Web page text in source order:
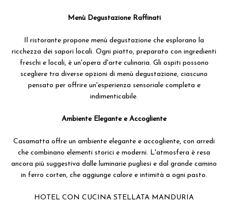
Menù Degustazione Raffinati
Il ristorante propone menù degustazione che esplorano la
ricchezza dei sapori locali. Ogni piatto, preparato con ingredienti
freschi e locali, è un'opera d'arte culinaria. Gli ospiti possono
scegliere tra diverse opzioni di menù degustazione, ciascuno
pensato per offrire un'esperienza sensoriale completa e
indimenticabile.
Ambiente Elegante e Accogliente
Casamatta offre un ambiente elegante e accogliente, con arredi
che combinano elementi storici e moderni. L'atmosfera è resa
ancora più suggestiva dalle luminarie pugliesi e dal grande camino
in ferro corten, che aggiunge calore e intimità a ogni pasto.
HOTEL CON CUCINA STELLATA MANDURIA